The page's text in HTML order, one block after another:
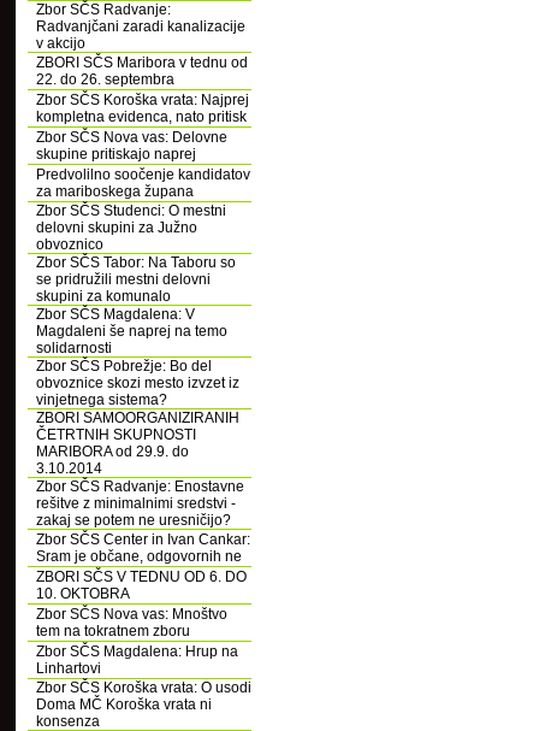
Zbor SČS Radvanje:
Radvanjčani zaradi kanalizacije
v akcijo
ZBORI SČS Maribora v tednu od
22. do 26. septembra
Zbor SČS Koroška vrata: Najprej
kompletna evidenca, nato pritisk
Zbor SČS Nova vas: Delovne
skupine pritiskajo naprej
Predvolilno soočenje kandidatov
za mariboskega župana
Zbor SČS Studenci: O mestni
delovni skupini za Južno
obvoznico
Zbor SČS Tabor: Na Taboru so
se pridružili mestni delovni
skupini za komunalo
Zbor SČS Magdalena: V
Magdaleni še naprej na temo
solidarnosti
Zbor SČS Pobrežje: Bo del
obvoznice skozi mesto izvzet iz
vinjetnega sistema?
ZBORI SAMOORGANIZIRANIH
ČETRTNIH SKUPNOSTI
MARIBORA od 29.9. do
3.10.2014
Zbor SČS Radvanje: Enostavne
rešitve z minimalnimi sredstvi -
zakaj se potem ne uresničijo?
Zbor SČS Center in Ivan Cankar:
Sram je občane, odgovornih ne
ZBORI SČS V TEDNU OD 6. DO
10. OKTOBRA
Zbor SČS Nova vas: Mnoštvo
tem na tokratnem zboru
Zbor SČS Magdalena: Hrup na
Linhartovi
Zbor SČS Koroška vrata: O usodi
Doma MČ Koroška vrata ni
konsenza